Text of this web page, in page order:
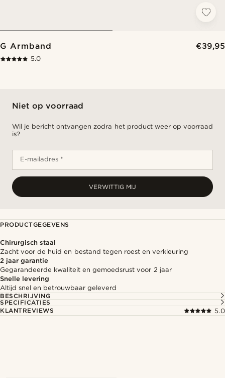
G Armband €39,95
5.0
Niet op voorraad
Wil je bericht ontvangen zodra het product weer op voorraad
is?
E-mailadres *
VERWITTIG MIJ
PRODUCTGEGEVENS
Chirurgisch staal
Zacht voor de huid en bestand tegen roest en verkleuring
2 jaar garantie
Gegarandeerde kwaliteit en gemoedsrust voor 2 jaar
Snelle levering
Altijd snel en betrouwbaar geleverd
BESCHRIJVING
SPECIFICATIES
KLANTREVIEWS
5.0